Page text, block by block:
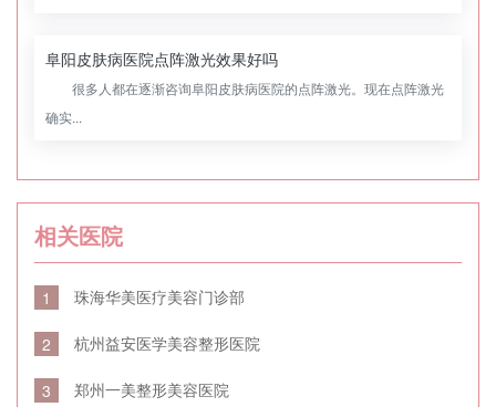
阜阳皮肤病医院点阵激光效果好吗
很多人都在逐渐咨询阜阳皮肤病医院的点阵激光。现在点阵激光
确实...
相关医院
1 珠海华美医疗美容门诊部
2 杭州益安医学美容整形医院
3 郑州一美整形美容医院